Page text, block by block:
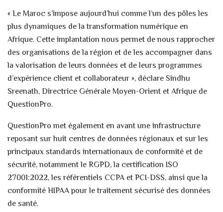
« Le Maroc s’impose aujourd’hui comme l’un des pôles les
plus dynamiques de la transformation numérique en
Afrique. Cette implantation nous permet de nous rapprocher
des organisations de la région et de les accompagner dans
la valorisation de leurs données et de leurs programmes
d’expérience client et collaborateur », déclare Sindhu
Sreenath, Directrice Générale Moyen-Orient et Afrique de
QuestionPro.
QuestionPro met également en avant une infrastructure
reposant sur huit centres de données régionaux et sur les
principaux standards internationaux de conformité et de
sécurité, notamment le RGPD, la certification ISO
27001:2022, les référentiels CCPA et PCI-DSS, ainsi que la
conformité HIPAA pour le traitement sécurisé des données
de santé.